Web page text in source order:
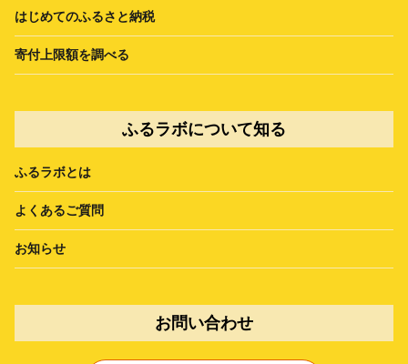
はじめてのふるさと納税
寄付上限額を調べる
ふるラボについて知る
ふるラボとは
よくあるご質問
お知らせ
お問い合わせ